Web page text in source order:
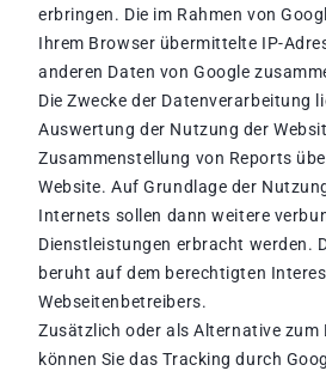
erbringen. Die im Rahmen von
Ihrem Browser übermittelte IP-
anderen Daten von Google
Die Zwecke der Datenverarbeitung
Auswertung der Nutzung der
Zusammenstellung von Reports
Website. Auf Grundlage der
Internets sollen dann weitere
Dienstleistungen erbracht werden.
beruht auf dem berechtigten
Webseitenbetreibers.
Zusätzlich oder als Alternative zum
können Sie das Tracking durch